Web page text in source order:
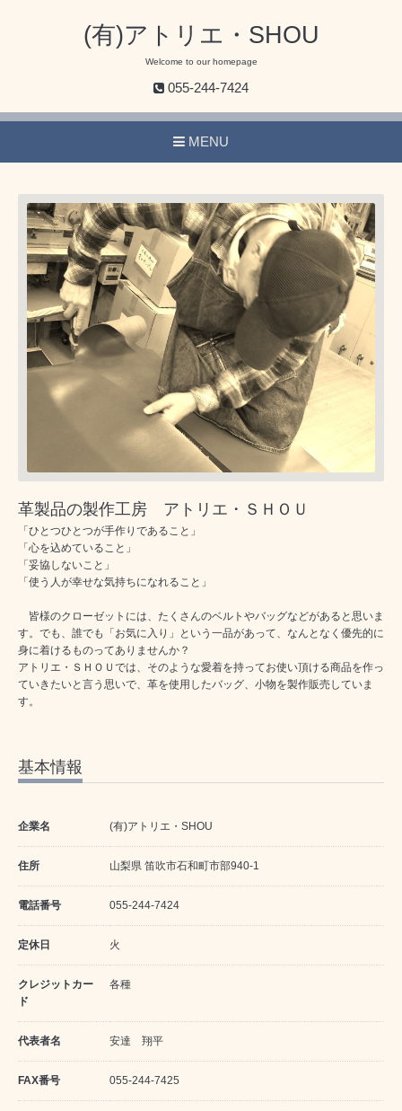
(有)アトリエ・SHOU
Welcome to our homepage
055-244-7424
MENU
革製品の製作工房 アトリエ・ＳＨＯＵ
「ひとつひとつが手作りであること」
「心を込めていること」
「妥協しないこと」
「使う人が幸せな気持ちになれること」
皆様のクローゼットには、たくさんのベルトやバッグなどがあると思いま
す。でも、誰でも「お気に入り」という一品があって、なんとなく優先的に
身に着けるものってありませんか？
アトリエ・ＳＨＯＵでは、そのような愛着を持ってお使い頂ける商品を作っ
ていきたいと言う思いで、革を使用したバッグ、小物を製作販売していま
す。
基本情報
企業名 (有)アトリエ・SHOU
住所 山梨県 笛吹市石和町市部940-1
電話番号 055-244-7424
定休日 火
クレジットカー
ド
各種
代表者名 安達 翔平
FAX番号 055-244-7425